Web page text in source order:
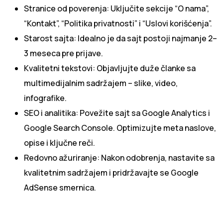
Stranice od poverenja: Uključite sekcije “O nama”,
“Kontakt”, “Politika privatnosti” i “Uslovi korišćenja”.
Starost sajta: Idealno je da sajt postoji najmanje 2–
3 meseca pre prijave.
Kvalitetni tekstovi: Objavljujte duže članke sa
multimedijalnim sadržajem – slike, video,
infografike.
SEO i analitika: Povežite sajt sa Google Analytics i
Google Search Console. Optimizujte meta naslove,
opise i ključne reči.
Redovno ažuriranje: Nakon odobrenja, nastavite sa
kvalitetnim sadržajem i pridržavajte se Google
AdSense smernica.